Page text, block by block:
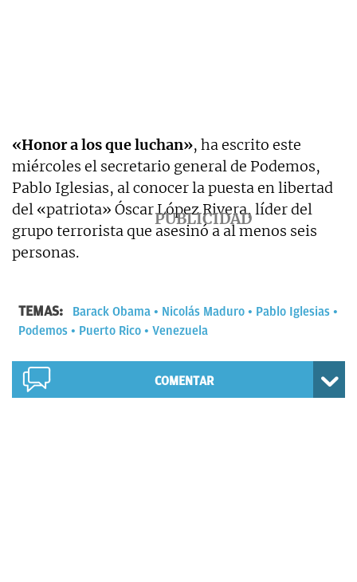
«Honor a los que luchan», ha escrito este
miércoles el secretario general de Podemos,
Pablo Iglesias, al conocer la puesta en libertad
del «patriota» Óscar López Rivera, líder del
grupo terrorista que asesinó a al menos seis
personas.
TEMAS: Barack Obama Nicolás Maduro
Pablo Iglesias
Podemos
Puerto Rico Venezuela
COMENTAR